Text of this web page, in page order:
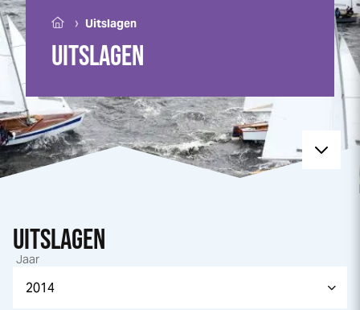
UITSLAGEN
› Uitslagen
UITSLAGEN
Jaar